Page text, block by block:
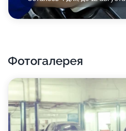
Фотогалерея